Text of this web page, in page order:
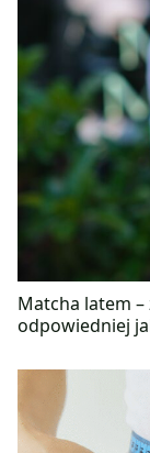
Matcha latem
odpowiedniej